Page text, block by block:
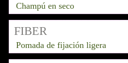
Champú en seco
FIBER
Pomada de fijación ligera